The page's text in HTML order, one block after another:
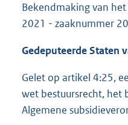
Bekendmaking van
2021 - zaaknummer
Gedeputeerde Staten
Gelet op artikel 4:25,
wet bestuursrecht, het
Algemene